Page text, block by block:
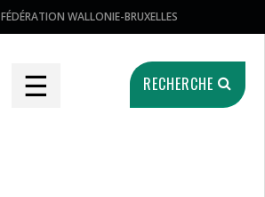
FÉDÉRATION WALLONIE-BRUXELLES
☰ RECHERCHE